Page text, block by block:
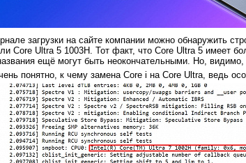
загрузки на сайте компании можно обнаружить
Core Ultra 5 1003H. Тот факт, что Core Ultra 5 имеет
ещё могут быть неокончательными. Но,
понятно, к чему замена Core i на Core Ultra, ведь